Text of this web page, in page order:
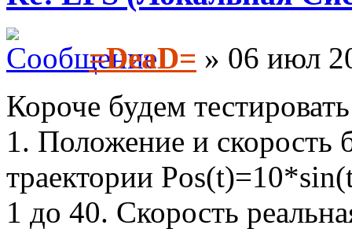
=DeaD= » 06 июл
Короче будем
1. Положение и скорость
траектории
1 до 40. Скорость